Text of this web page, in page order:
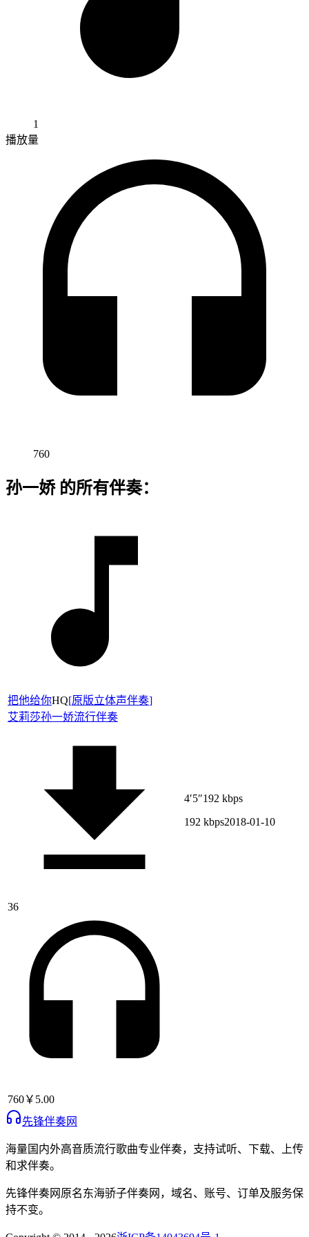
1
播放量
760
孙一娇 的所有伴奏：
把他给你HQ[原版立体声伴奏]
艾莉莎孙一娇流行伴奏
36
760￥5.00
4′5″192 kbps
192 kbps2018-01-10
先锋伴奏网
海量国内外高音质流行歌曲专业伴奏，支持试听、下载、上传
和求伴奏。
先锋伴奏网 原名东海骄子伴奏网 ，域名、账号、订单及服务保
持不变。